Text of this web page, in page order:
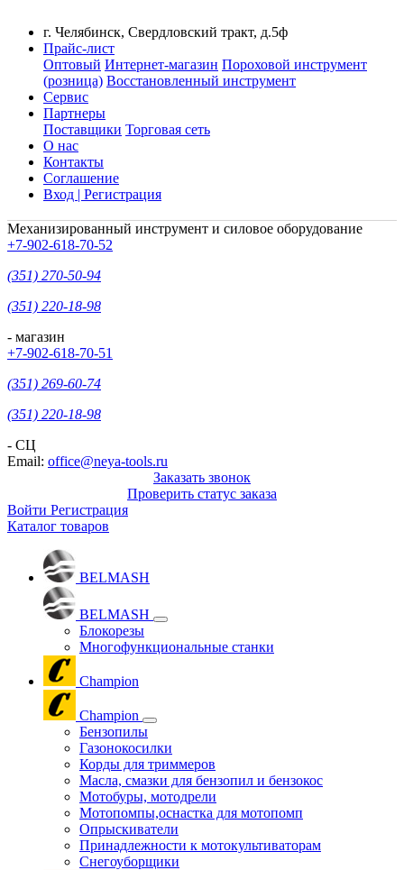
г. Челябинск, Свердловский тракт, д.5ф
Прайс-лист
Оптовый Интернет-магазин Пороховой инструмент
(розница) Восстановленный инструмент
Сервис
Партнеры
Поставщики Торговая сеть
О нас
Контакты
Соглашение
Вход | Регистрация
Механизированный инструмент и силовое оборудование
+7-902-618-70-52
(351) 270-50-94
(351) 220-18-98
- магазин
+7-902-618-70-51
(351) 269-60-74
(351) 220-18-98
- СЦ
Email: office@neya-tools.ru
Заказать звонок
Проверить статус заказа
Войти Регистрация
Каталог товаров
BELMASH
BELMASH
Блокорезы
Многофункциональные станки
Champion
Champion
Бензопилы
Газонокосилки
Корды для триммеров
Масла, смазки для бензопил и бензокос
Мотобуры, мотодрели
Мотопомпы,оснастка для мотопомп
Опрыскиватели
Принадлежности к мотокультиваторам
Снегоуборщики